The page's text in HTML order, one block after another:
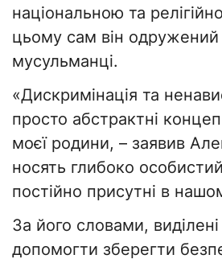
національною та
цьому сам він одружений
мусульманці.
«Дискримінація та
просто абстрактні
моєї родини, – заявив
носять глибоко
постійно присутні в
За його словами,
допомогти зберегти